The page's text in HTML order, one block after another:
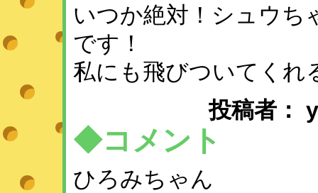
いつか絶対！シュウち
です！
私にも飛びついてくれ
投稿者：
◆コメント
ひろみちゃん